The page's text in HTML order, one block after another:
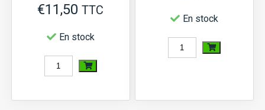
€11,50 TTC
En stock
quantité
Broche
En stock
quantité
d'attelage